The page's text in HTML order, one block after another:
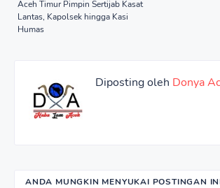
Aceh Timur Pimpin Sertijab Kasat
Lantas, Kapolsek hingga Kasi
Humas
Diposting oleh Donya
ANDA MUNGKIN MENYUKAI POSTINGAN